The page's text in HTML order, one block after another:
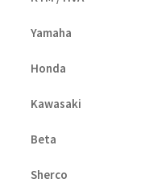
Yamaha
Honda
Kawasaki
Beta
Sherco